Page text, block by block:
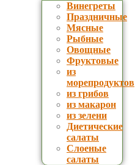
Винегреты
Праздничные
Мясные
Рыбные
Овощные
Фруктовые
из
морепродуктов
из грибов
из макарон
из зелени
Диетические
салаты
Слоеные
салаты